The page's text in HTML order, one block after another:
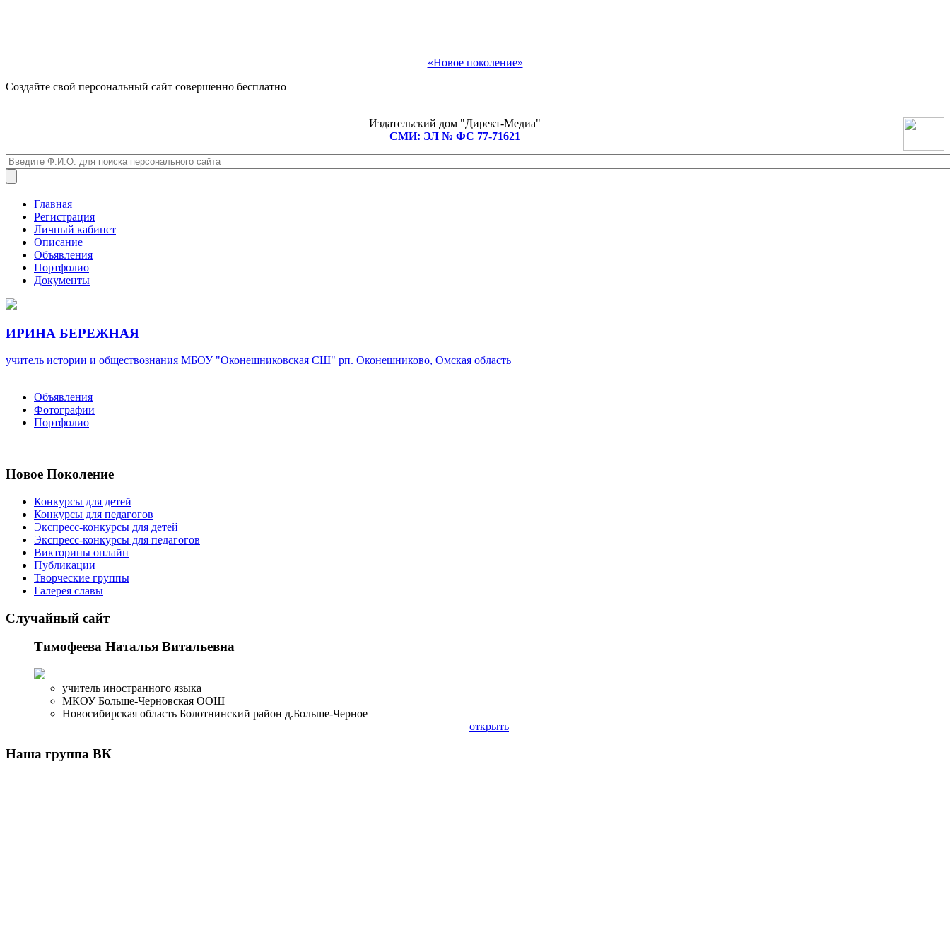
«Новое поколение»
Создайте свой персональный сайт совершенно бесплатно
Издательский дом "Директ-Медиа"
СМИ: ЭЛ № ФС 77-71621
Главная
Регистрация
Личный кабинет
Описание
Объявления
Портфолио
Документы
ИРИНА БЕРЕЖНАЯ
учитель истории и обществознания МБОУ "Оконешниковская СШ" рп. Оконешниково, Омская область
Объявления
Фотографии
Портфолио
Новое Поколение
Конкурсы для детей
Конкурсы для педагогов
Экспресс-конкурсы для детей
Экспресс-конкурсы для педагогов
Викторины онлайн
Публикации
Творческие группы
Галерея славы
Случайный сайт
Тимофеева Наталья Витальевна
учитель иностранного языка
МКОУ Больше-Черновская ООШ
Новосибирская область Болотнинский район д.Больше-Черное
открыть
Наша группа ВК